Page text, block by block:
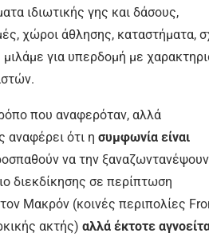
ιδιωτικής γης και δάσους,
χώροι άθλησης, καταστήματα,
για υπερδομή με
που αναφερόταν, αλλά
αναφέρει ότι η συμφωνία είναι
να την
διεκδίκησης σε περίπτωση
Μακρόν (κοινές περιπολίες
ακτής) αλλά έκτοτε